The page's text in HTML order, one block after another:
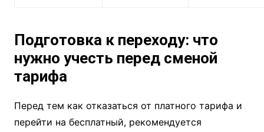
Подготовка к переходу: что
нужно учесть перед сменой
тарифа
Перед тем как отказаться от платного тарифа и
перейти на бесплатный, рекомендуется